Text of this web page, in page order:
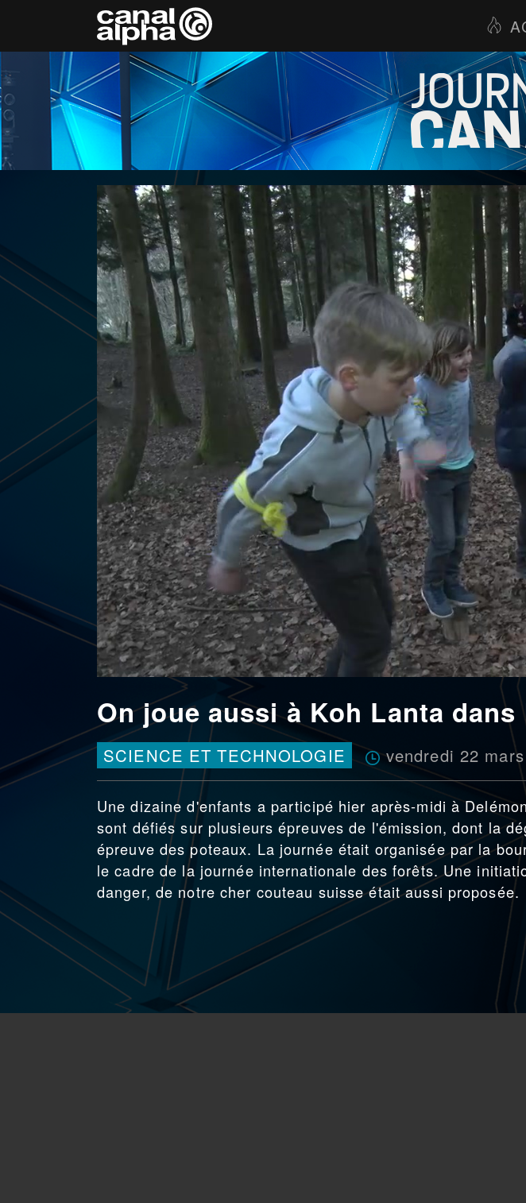
On joue aussi à Koh Lanta
SCIENCE ET TECHNOLOGIE vendredi 22
Une dizaine d'enfants a participé hier après-midi à
sont défiés sur plusieurs épreuves de l'émission, dont la
épreuve des poteaux. La journée était organisée par la
le cadre de la journée internationale des forêts. Une
danger, de notre cher couteau suisse était aussi proposée.